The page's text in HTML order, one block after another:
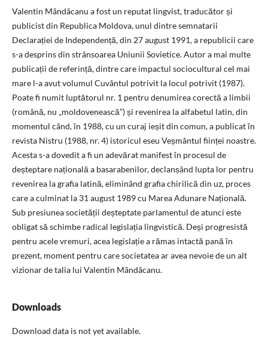
Valentin Mândâcanu a fost un reputat lingvist, traducător și
publicist din Republica Moldova, unul dintre semnatarii
Declarației de Independență, din 27 august 1991, a republicii care
s-a desprins din strânsoarea Uniunii Sovietice. Autor a mai multe
publicații de referință, dintre care impactul sociocultural cel mai
mare l-a avut volumul Cuvântul potrivit la locul potrivit (1987).
Poate fi numit luptătorul nr. 1 pentru denumirea corectă a limbii
(română, nu „moldovenească”) și revenirea la alfabetul latin, din
momentul când, în 1988, cu un curaj ieșit din comun, a publicat în
revista Nistru (1988, nr. 4) istoricul eseu Veșmântul ființei noastre.
Acesta s-a dovedit a fi un adevărat manifest în procesul de
deșteptare națională a basarabenilor, declanșând lupta lor pentru
revenirea la grafia latină, eliminând grafia chirilică din uz, proces
care a culminat la 31 august 1989 cu Marea Adunare Națională.
Sub presiunea societății deșteptate parlamentul de atunci este
obligat să schimbe radical legislația lingvistică. Deși progresistă
pentru acele vremuri, acea legislație a rămas intactă pană în
prezent, moment pentru care societatea ar avea nevoie de un alt
vizionar de talia lui Valentin Mândâcanu.
Downloads
Download data is not yet available.